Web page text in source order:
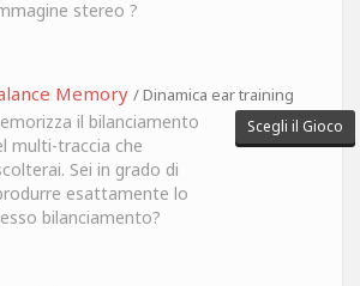
stereo ?
Memory / Dinamica ear training
il bilanciamento
multi-traccia che
Sei in grado di
esattamente lo
bilanciamento?
Scegli il Gioco